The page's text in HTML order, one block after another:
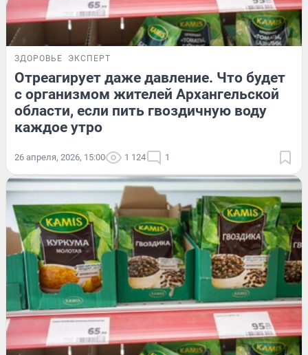
ЗДОРОВЬЕ ЭКСПЕРТ
Отреагирует даже давление. Что будет
с организмом жителей Архангельской
области, если пить гвоздичную воду
каждое утро
26 апреля, 2026, 15:00 1 124 1